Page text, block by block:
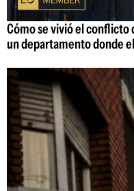
Cómo se vivió el conflicto
un departamento donde